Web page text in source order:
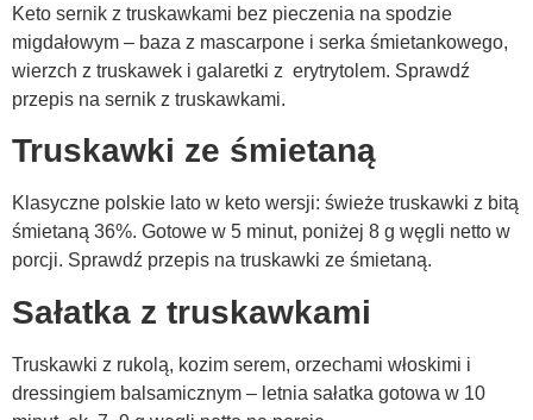
Keto sernik z truskawkami bez pieczenia na spodzie
migdałowym – baza z mascarpone i serka śmietankowego,
wierzch z truskawek i galaretki z erytrytolem. Sprawdź
przepis na sernik z truskawkami.
Truskawki ze śmietaną
Klasyczne polskie lato w keto wersji: świeże truskawki z bitą
śmietaną 36%. Gotowe w 5 minut, poniżej 8 g węgli netto w
porcji. Sprawdź przepis na truskawki ze śmietaną.
Sałatka z truskawkami
Truskawki z rukolą, kozim serem, orzechami włoskimi i
dressingiem balsamicznym – letnia sałatka gotowa w 10